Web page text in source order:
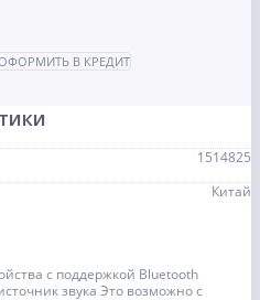
В КРЕДИТ
1514825
Китай
с поддержкой Bluetooth
звука Это возможно с